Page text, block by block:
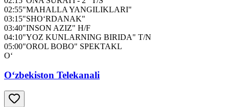
02:55"MAHALLA YANGILIKLARI"
03:15"SHO‘RDANAK"
03:40"INSON AZIZ" H/F
04:10"YOZ KUNLARNING BIRIDA" T/N
05:00"OROL BOBO" SPEKTAKL
O‘
O‘zbekiston Telekanali